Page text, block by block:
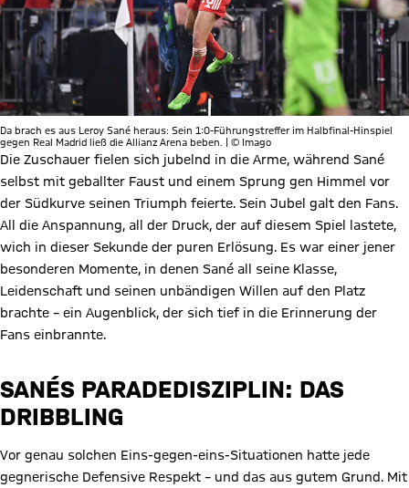
Da brach es aus Leroy Sané heraus: Sein 1:0-Führungstreffer im Halbfinal-Hinspiel
gegen Real Madrid ließ die Allianz Arena beben. | © Imago
Die Zuschauer fielen sich jubelnd in die Arme, während Sané
selbst mit geballter Faust und einem Sprung gen Himmel vor
der Südkurve seinen Triumph feierte. Sein Jubel galt den Fans.
All die Anspannung, all der Druck, der auf diesem Spiel lastete,
wich in dieser Sekunde der puren Erlösung. Es war einer jener
besonderen Momente, in denen Sané all seine Klasse,
Leidenschaft und seinen unbändigen Willen auf den Platz
brachte – ein Augenblick, der sich tief in die Erinnerung der
Fans einbrannte.
SANÉS PARADEDISZIPLIN: DAS
DRIBBLING
Vor genau solchen Eins-gegen-eins-Situationen hatte jede
gegnerische Defensive Respekt – und das aus gutem Grund. Mit